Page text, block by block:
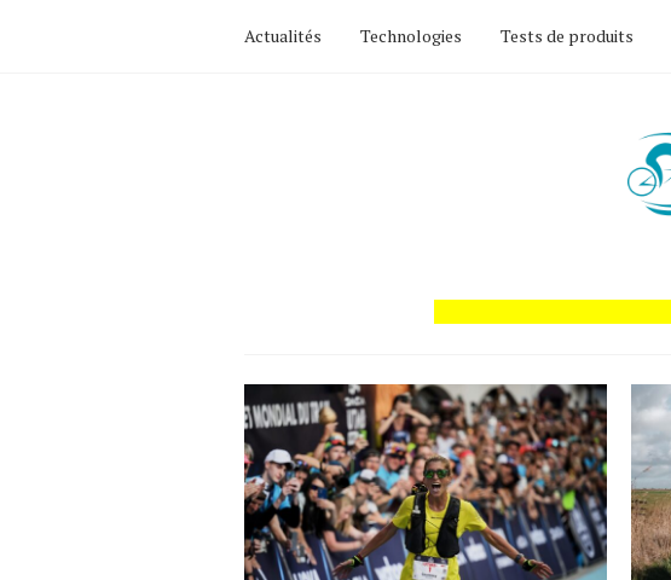
Actualités Technologies Tests de produits